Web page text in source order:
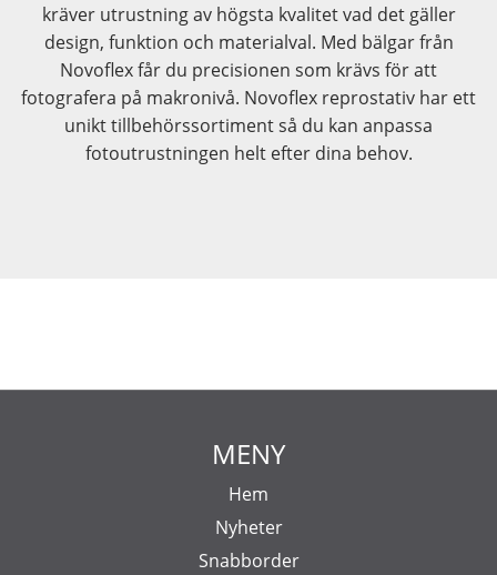
kräver utrustning av högsta kvalitet vad det gäller
design, funktion och materialval. Med bälgar från
Novoflex får du precisionen som krävs för att
fotografera på makronivå. Novoflex reprostativ har ett
unikt tillbehörssortiment så du kan anpassa
fotoutrustningen helt efter dina behov.
MENY
Hem
Nyheter
Snabborder